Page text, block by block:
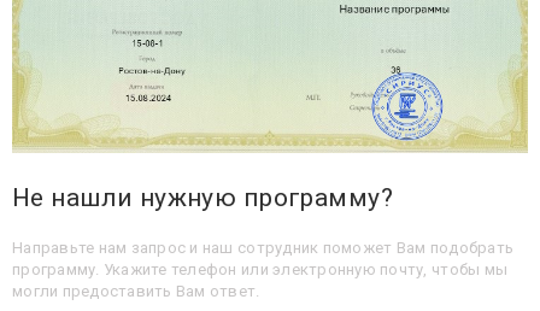
Не нашли нужную программу?
Направьте нам запрос и наш сотрудник поможет Вам подобрать
программу. Укажите телефон или электронную почту, чтобы мы
могли предоставить Вам ответ.